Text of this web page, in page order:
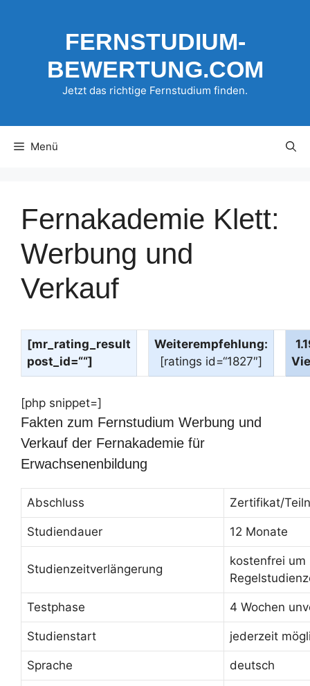
FERNSTUDIUM-
BEWERTUNG.COM
Jetzt das richtige Fernstudium finden.
Menü
Fernakademie Klett:
Werbung und
Verkauf
[mr_rating_result
post_id=““]
Weiterempfehlung:
[ratings id=“1827″]
[php snippet=]
Fakten zum Fernstudium Werbung und
Verkauf der Fernakademie für
Erwachsenenbildung
Abschluss Zertifikat/
Studiendauer 12 Monate
Studienzeitverlängerung
kostenfrei um
Testphase 4 Wochen
Studienstart jederzeit
Sprache deutsch